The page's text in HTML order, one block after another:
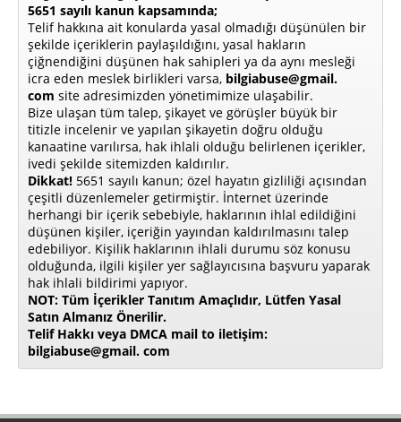
5651 sayılı kanun kapsamında;
Telif hakkına ait konularda yasal olmadığı düşünülen bir
şekilde içeriklerin paylaşıldığını, yasal hakların
çiğnendiğini düşünen hak sahipleri ya da aynı mesleği
icra eden meslek birlikleri varsa, bilgiabuse@gmail.
com site adresimizden yönetimimize ulaşabilir.
Bize ulaşan tüm talep, şikayet ve görüşler büyük bir
titizle incelenir ve yapılan şikayetin doğru olduğu
kanaatine varılırsa, hak ihlali olduğu belirlenen içerikler,
ivedi şekilde sitemizden kaldırılır.
Dikkat! 5651 sayılı kanun; özel hayatın gizliliği açısından
çeşitli düzenlemeler getirmiştir. İnternet üzerinde
herhangi bir içerik sebebiyle, haklarının ihlal edildiğini
düşünen kişiler, içeriğin yayından kaldırılmasını talep
edebiliyor. Kişilik haklarının ihlali durumu söz konusu
olduğunda, ilgili kişiler yer sağlayıcısına başvuru yaparak
hak ihlali bildirimi yapıyor.
NOT: Tüm İçerikler Tanıtım Amaçlıdır, Lütfen Yasal
Satın Almanız Önerilir.
Telif Hakkı veya DMCA mail to iletişim:
bilgiabuse@gmail. com